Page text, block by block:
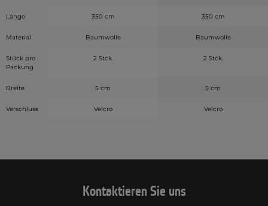
Länge 350 cm 350 cm
Material Baumwolle Baumwolle
Stűck pro
Packung
2 Stck. 2 Stck.
Breite 5 cm 5 cm
Verschluss Velcro Velcro
Kontaktieren Sie uns